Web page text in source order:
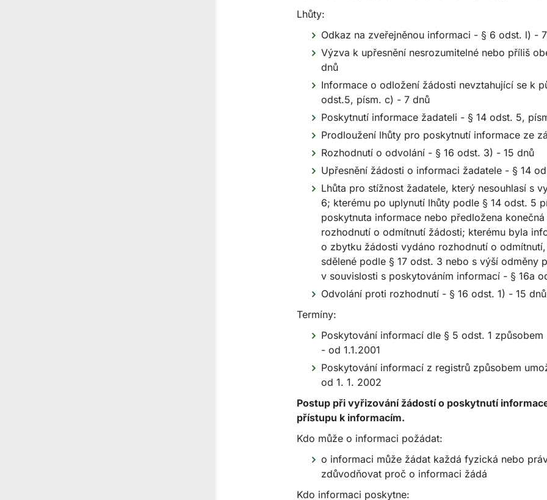
Lhůty:
Odkaz na zveřejněnou informaci - § 6 odst. l) -
Výzva k upřesnění nesrozumitelné nebo příliš
dnů
Informace o odložení žádosti nevztahující se k
odst.5, písm. c) - 7 dnů
Poskytnutí informace žadateli - § 14 odst. 5,
Prodloužení lhůty pro poskytnutí informace ze
Rozhodnutí o odvolání - § 16 odst. 3) - 15 dnů
Upřesnění žádosti o informaci žadatele - § 14
Lhůta pro stížnost žadatele, který nesouhlasí s
6; kterému po uplynutí lhůty podle § 14 odst. 5
poskytnuta informace nebo předložena
rozhodnutí o odmítnutí žádosti; kterému byla
o zbytku žádosti vydáno rozhodnutí o
sdělené podle § 17 odst. 3 nebo s výší odměny
v souvislosti s poskytováním informací - § 16a
Odvolání proti rozhodnutí - § 16 odst. 1) - 15 dnů
Termíny:
Poskytování informací dle § 5 odst. 1
- od 1.1.2001
Poskytování informací z registrů způsobem
od 1. 1. 2002
Postup při vyřizování žádostí o poskytnutí
přístupu k informacím.
Kdo může o informaci požádat:
o informaci může žádat každá fyzická nebo
zdůvodňovat proč o informaci žádá
Kdo informaci poskytne: